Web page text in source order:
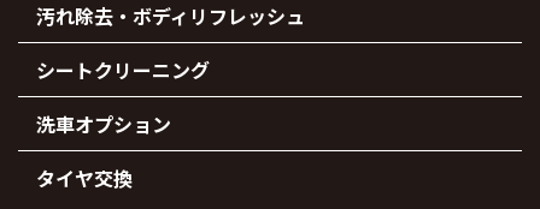
汚れ除去・ボディリフレッシュ
シートクリーニング
洗車オプション
タイヤ交換